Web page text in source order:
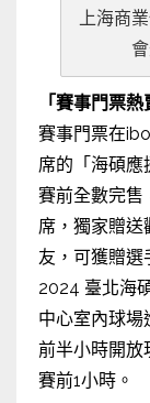
上海商
「賽事門票
賽事門票在
席的「海碩
賽前全數完售
席，獨家贈送
友，可獲贈選
2024 臺北海
中心室內球
前半小時開放
賽前1小時。